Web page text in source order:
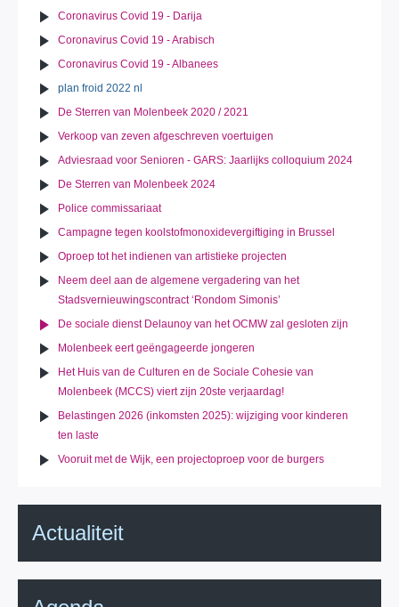
Coronavirus Covid 19 - Darija
Coronavirus Covid 19 - Arabisch
Coronavirus Covid 19 - Albanees
plan froid 2022 nl
De Sterren van Molenbeek 2020 / 2021
Verkoop van zeven afgeschreven voertuigen
Adviesraad voor Senioren - GARS: Jaarlijks colloquium 2024
De Sterren van Molenbeek 2024
Police commissariaat
Campagne tegen koolstofmonoxidevergiftiging in Brussel
Oproep tot het indienen van artistieke projecten
Neem deel aan de algemene vergadering van het
Stadsvernieuwingscontract ‘Rondom Simonis’
De sociale dienst Delaunoy van het OCMW zal gesloten zijn
Molenbeek eert geëngageerde jongeren
Het Huis van de Culturen en de Sociale Cohesie van
Molenbeek (MCCS) viert zijn 20ste verjaardag!
Belastingen 2026 (inkomsten 2025): wijziging voor kinderen
ten laste
Vooruit met de Wijk, een projectoproep voor de burgers
Actualiteit